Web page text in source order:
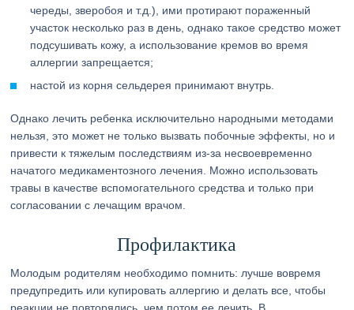
череды, зверобоя и т.д.), ими протирают пораженный
участок несколько раз в день, однако такое средство может
подсушивать кожу, а использование кремов во время
аллергии запрещается;
настой из корня сельдерея принимают внутрь.
Однако лечить ребенка исключительно народными методами
нельзя, это может не только вызвать побочные эффекты, но и
привести к тяжелым последствиям из-за несвоевременно
начатого медикаментозного лечения. Можно использовать
травы в качестве вспомогательного средства и только при
согласовании с лечащим врачом.
Профилактика
Молодым родителям необходимо помнить: лучше вовремя
предупредить или купировать аллергию и делать все, чтобы